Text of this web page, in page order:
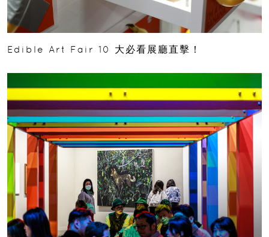
Edible Art Fair 10 大必看展廳直擊！